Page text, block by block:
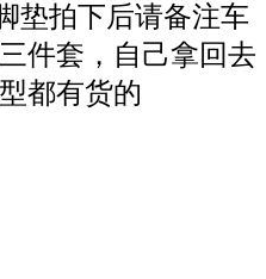
垫拍下后请备注车
件套，自己拿回去
都有货的